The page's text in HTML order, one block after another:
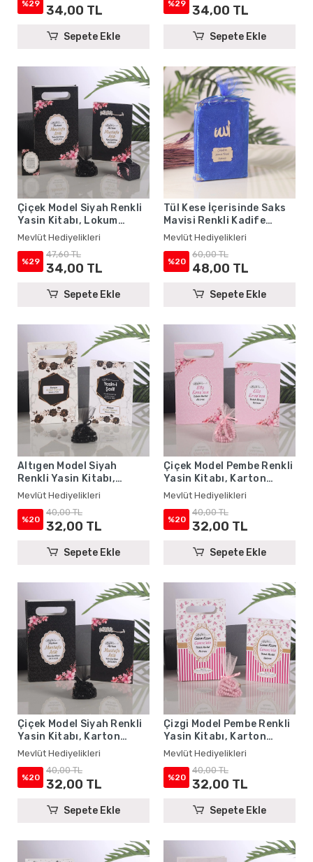
%29 34,00 TL
Sepete Ekle
%29 34,00 TL
Sepete Ekle
Çiçek Model Siyah Renkli
Yasin Kitabı, Lokum
Kutusu, Magnet, Karton
Çanta ve Tesbih - Mevlüt
Hediyelikleri
Mevlüt Hediyelikleri
%29
47,60 TL
34,00 TL
Sepete Ekle
Tül Kese İçerisinde Saks
Mavisi Renkli Kadife
Yasin Kitabı Seti - Mevlüt
Hediyelikleri
Mevlüt Hediyelikleri
%20
60,00 TL
48,00 TL
Sepete Ekle
Altıgen Model Siyah
Renkli Yasin Kitabı,
Karton Çanta ve Tesbih -
Mevlüt Hediyelikleri
Mevlüt Hediyelikleri
%20
40,00 TL
32,00 TL
Sepete Ekle
Çiçek Model Pembe Renkli
Yasin Kitabı, Karton
Çanta ve Tesbih - Mevlüt
Hediyelikleri
Mevlüt Hediyelikleri
%20
40,00 TL
32,00 TL
Sepete Ekle
Çiçek Model Siyah Renkli
Yasin Kitabı, Karton
Çanta ve Tesbih - Mevlüt
Hediyelikleri
Mevlüt Hediyelikleri
%20
40,00 TL
32,00 TL
Sepete Ekle
Çizgi Model Pembe Renkli
Yasin Kitabı, Karton
Çanta ve Tesbih - Mevlüt
Hediyelikleri
Mevlüt Hediyelikleri
%20
40,00 TL
32,00 TL
Sepete Ekle